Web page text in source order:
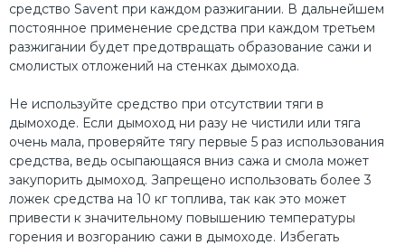
средство Savent при каждом разжигании. В дальнейшем
постоянное применение средства при каждом третьем
разжигании будет предотвращать образование сажи и
смолистых отложений на стенках дымохода.
Не используйте средство при отсутствии тяги в
дымоходе. Если дымоход ни разу не чистили или тяга
очень мала, проверяйте тягу первые 5 раз использования
средства, ведь осыпающаяся вниз сажа и смола может
закупорить дымоход. Запрещено использовать более 3
ложек средства на 10 кг топлива, так как это может
привести к значительному повышению температуры
горения и возгоранию сажи в дымоходе. Избегать